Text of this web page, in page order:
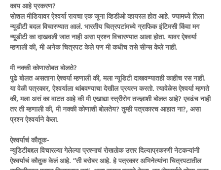
काय आहे प्रकरण?
सोशल मीडियावर ऐश्वर्या रायचा एक जूना व्हिडीओ व्हायरल होत आहे. ज्यामध्ये तिला
न्यूडीटी बदल विचारण्यात आलं. भारतीय चित्रपटांमध्ये ग्राफिक इंटिमसी किंवा मग
न्यूडीटी का दाखवली जात नाही असा प्रश्न विचारण्यात आला होता. यावर ऐश्वर्या
म्हणाली की, मी अनेक चित्रपट केले पण मी कधीच तसे सीन्स केले नाही.
मी नक्की कोणासोबत बोलते?
पुढे बोलत असताना ऐश्वर्या म्हणाली की, मला न्यूडिटी दाखवण्यातही काहीच रस नाही.
या वेळी पत्रकार, ऐश्वर्याला थांबवण्याचा देखील प्रयत्न करतो. त्यावेळेस ऐश्वर्या म्हणते
की, मला असं का वाटत आहे की मी एखाद्या स्त्रीरोग तज्ज्ञाशी बोलत आहे? एवढंच नाही
तर ती म्हणाली की, मी नक्की कोणाशी बोलतेय? तुम्ही पत्रकारच आहात ना?, असा
प्रश्न ऐश्वर्याने केला.
ऐश्वर्याचं कौतूक-
न्युडिटीबद्दल विचारल्या गेलेल्या प्रश्नाचं रोखठोक उत्तर दिल्याप्रकरणी नेटकऱ्यांनी
ऐश्वर्याचं कौतुक केलं आहे. “ती बरोबर आहे. हे पत्रकार अभिनेत्यांना चित्रपटातील